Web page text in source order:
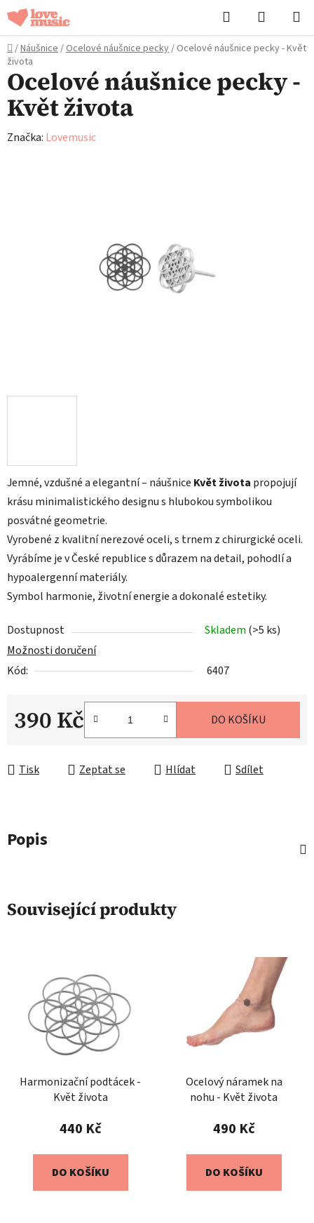
Přejít
na
obsah
Hledat
KOŠÍK
Domů
/Náušnice/Ocelové náušnice pecky/ Ocelové náušnice pecky - Květ
života
Jemné, vzdušné a elegantní – náušnice Květ života propojují
krásu minimalistického designu s hlubokou symbolikou
posvátné geometrie.
Vyrobené z kvalitní nerezové oceli, s trnem z chirurgické oceli.
Vyrábíme je v České republice s důrazem na detail, pohodlí a
hypoalergenní materiály.
Symbol harmonie, životní energie a dokonalé estetiky.
Dostupnost Skladem (>5 ks)
Možnosti doručení
Kód:
6407
390 Kč DO KOŠÍKU
Tisk Zeptat se Hlídat Sdílet
Ocelové náušnice pecky -
Květ života
Značka: Lovemusic
Popis
Související produkty
Harmonizační podtácek -
Květ života
440 Kč
DO KOŠÍKU
Ocelový náramek na
nohu - Květ života
490 Kč
DO KOŠÍKU